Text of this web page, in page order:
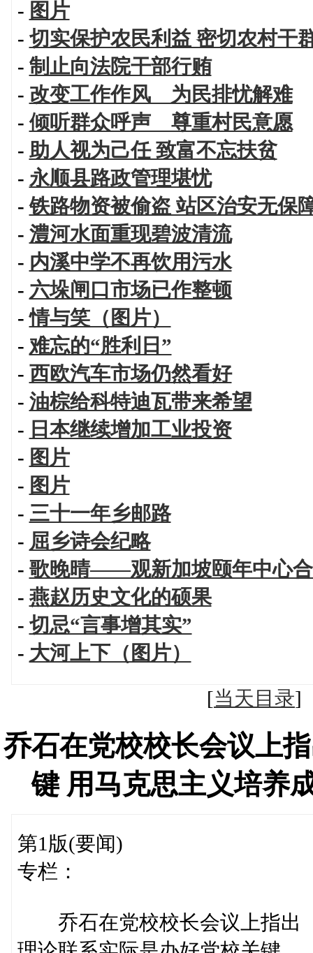
- 图片
- 切实保护农民利益 密切农村干
- 制止向法院干部行贿
- 改变工作作风 为民排忧解难
-倾听群众呼声 尊重村民意愿
- 助人视为己任 致富不忘扶贫
- 永顺县路政管理堪忧
-铁路物资被偷盗 站区治安无保
- 澧河水面重现碧波清流
- 内溪中学不再饮用污水
- 六垛闸口市场已作整顿
-情与笑（图片）
- 难忘的“胜利日”
- 西欧汽车市场仍然看好
- 油棕给科特迪瓦带来希望
- 日本继续增加工业投资
- 图片
- 图片
- 三十一年乡邮路
- 屈乡诗会纪略
- 歌晚晴——观新加坡颐年中心
-燕赵历史文化的硕果
- 切忌“言事增其实”
- 大河上下（图片）
[当天目录
乔石在党校校长会议上
键 用马克思主义培养
第1版(要闻)
专栏：
乔石在党校校长会议上指出